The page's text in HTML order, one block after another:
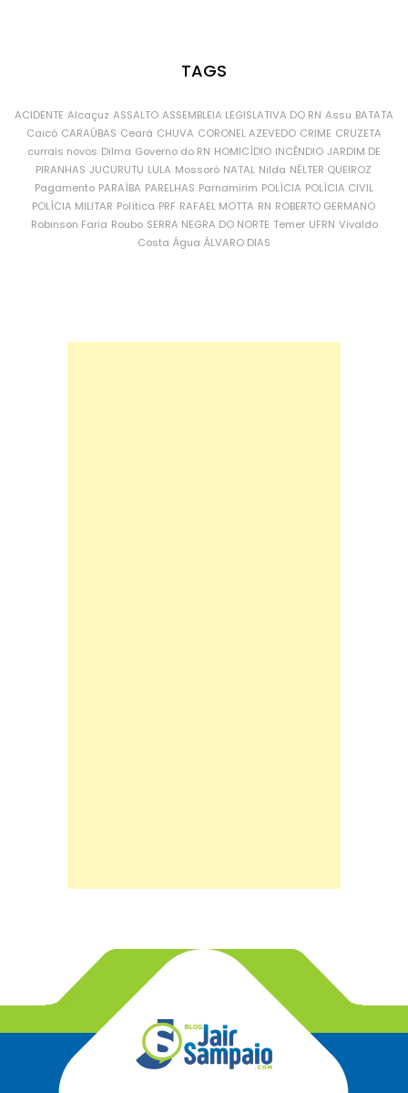
TAGS
ACIDENTE Alcaçuz ASSALTO ASSEMBLEIA LEGISLATIVA DO RN Assu BATATA
Caicó CARAÚBAS Ceará CHUVA CORONEL AZEVEDO CRIME CRUZETA
currais novos Dilma Governo do RN HOMICÍDIO INCÊNDIO JARDIM DE
PIRANHAS JUCURUTU LULA Mossoró NATAL Nilda NÉLTER QUEIROZ
Pagamento PARAÍBA PARELHAS Parnamirim POLÍCIA POLÍCIA CIVIL
POLÍCIA MILITAR Política PRF RAFAEL MOTTA RN ROBERTO GERMANO
Robinson Faria Roubo SERRA NEGRA DO NORTE Temer UFRN Vivaldo
Costa Água ÁLVARO DIAS